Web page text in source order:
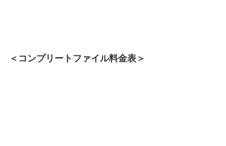
＜コンプリートファイル料金表＞